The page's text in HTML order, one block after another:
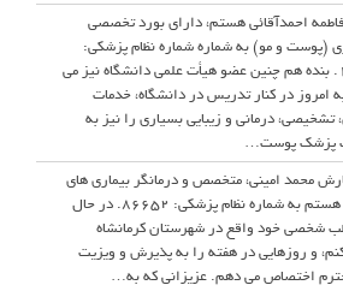
احمدآقائی هستم، دارای بورد تخصصی
(پوست و مو) به شماره شماره نظام پزشکی:
137142. بنده هم چنین عضو هیأت علمی دانشگاه نیز می
امروز در کنار تدریس در دانشگاه، خدمات
تشخیصی، درمانی و زیبایی بسیاری را نیز به
پزشک پوست…
محمد امینی، متخصص و درمانگر بیماری های
پوست و مو هستم به شماره نظام پزشکی: 86652. در حال
شخصی خود واقع در شهرستان کرمانشاه
و روزهایی در هفته را به پذیرش و ویزیت
اختصاص می دهم. عزیزانی که به…